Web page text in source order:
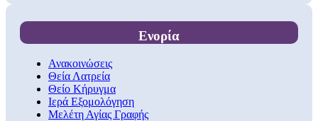
Ενορία
Ανακοινώσεις
Θεία Λατρεία
Θείο Κήρυγμα
Ιερά Εξομολόγηση
Μελέτη Αγίας Γραφής